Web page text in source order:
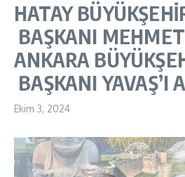
HATAY
BAŞKANI
ANKARA
BAŞKANI YAVAŞ’I
Ekim 3, 2024